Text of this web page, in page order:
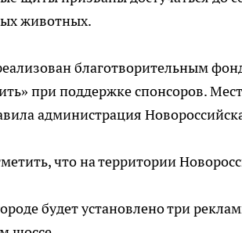
животных.
благотворительным
при поддержке спонсоров.
администрация
что на территории
будет установлено три